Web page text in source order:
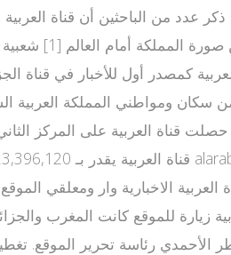
كليًا للنظام الحاكم وظهرت وكأنها ضمن آلته
بنسبة 8 %. أقل الدول العربية زيارة
الصحافي السعودي مطر الأحمدي رئاسة